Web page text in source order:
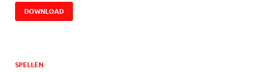
DOWNLOAD
SPELLEN